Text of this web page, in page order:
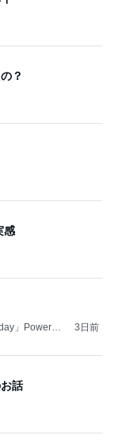
？
」Powered
話
開します…
約ブログ 〜